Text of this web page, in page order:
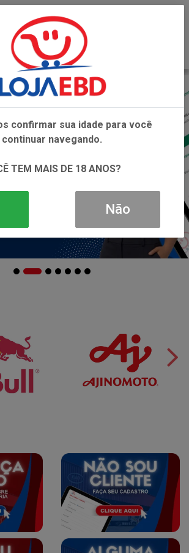
confirmar sua idade para você
continuar navegando.
TEM MAIS DE 18 ANOS?
Não